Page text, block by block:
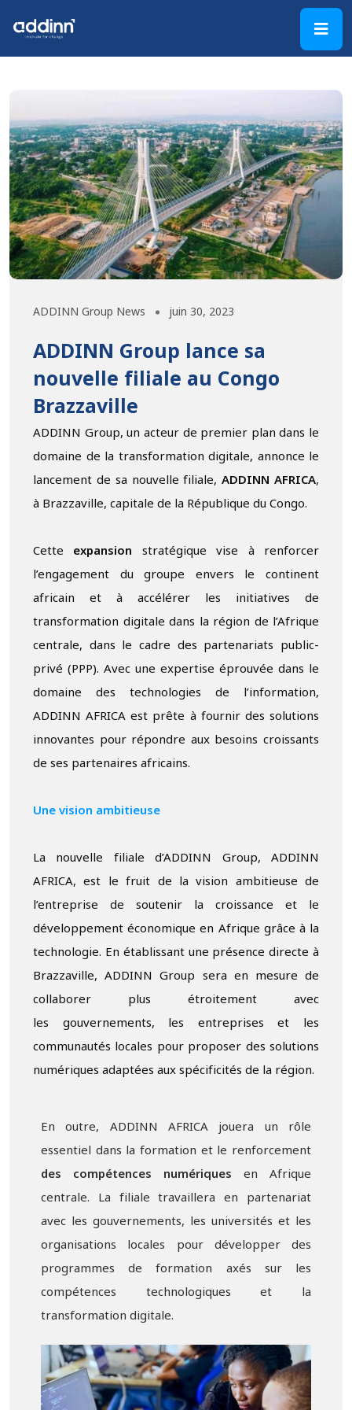
ADDINN Group News juin 30, 2023
ADDINN Group lance sa
nouvelle filiale au Congo
Brazzaville
ADDINN Group, un acteur de premier plan dans le
domaine de la transformation digitale, annonce le
lancement de sa nouvelle filiale,ADDINN AFRICA,
à Brazzaville, capitale de la République du Congo.
Cette expansion stratégique vise à renforcer
l’engagement du groupe envers le continent
africain et à accélérer les initiatives de
transformation digitale dans la région de l’Afrique
centrale, dans le cadre des partenariats public-
privé (PPP). Avec une expertise éprouvée dans le
domaine des technologies de l’information,
ADDINN AFRICA est prête à fournir des solutions
innovantes pour répondre aux besoins croissants
de ses partenaires africains.
Une vision ambitieuse
La nouvelle filiale d’ADDINN Group, ADDINN
AFRICA, est le fruit de la vision ambitieuse de
l’entreprise de soutenir la croissance et le
développement économique en Afrique grâce à la
technologie. En établissant une présence directe à
Brazzaville, ADDINN Group sera en mesure de
collaborer plus étroitement avec
les gouvernements, les entreprises et les
communautés locales pour proposer des solutions
numériques adaptées aux spécificités de la région.
En outre, ADDINN AFRICA jouera un rôle
essentiel dans la formation et le renforcement
des compétences numériques en Afrique
centrale. La filiale travaillera en partenariat
avec les gouvernements, les universités et les
organisations locales pour développer des
programmes de formation axés sur les
compétences technologiques et la
transformation digitale.